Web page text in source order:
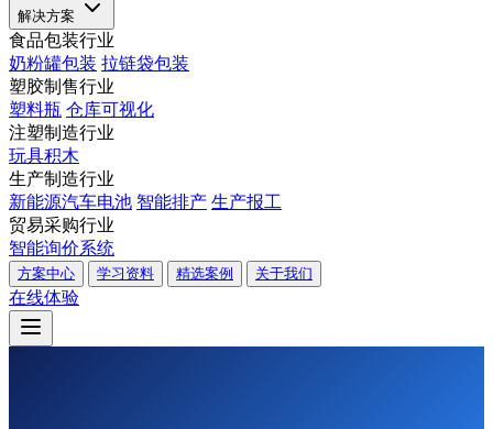
解决方案
食品包装行业
奶粉罐包装 拉链袋包装
塑胶制售行业
塑料瓶 仓库可视化
注塑制造行业
玩具积木
生产制造行业
新能源汽车电池 智能排产 生产报工
贸易采购行业
智能询价系统
方案中心 学习资料 精选案例 关于我们
在线体验